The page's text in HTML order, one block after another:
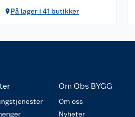
På lager i 41 butikker
Om Obs BYGG
Om oss
Nyheter